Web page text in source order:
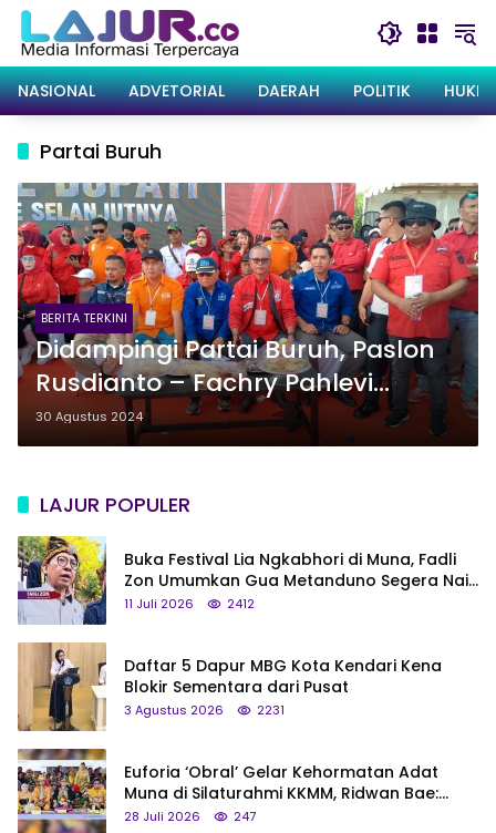
Langsung
konten
NASIONAL
ADVETORIAL DAERAH POLITIK
Partai Buruh
BERITA TERKINI
Didampingi Partai Buruh, Paslon
Rusdianto – Fachry Pahlevi
Konggoasa Resmi Daftar ke KPU
Konawe
30 Agustus 2024
LAJUR POPULER
Buka Festival Lia Ngkabhori di Muna, Fadli
Zon Umumkan Gua Metanduno Segera Naik
Status Jadi Cagar Budaya Nasional
11 Juli 2026 2412
Daftar 5 Dapur MBG Kota Kendari Kena
Blokir Sementara dari Pusat
3 Agustus 2026 2231
Euforia ‘Obral’ Gelar Kehormatan Adat
Muna di Silaturahmi KKMM, Ridwan Bae:
Saya Bukan Tipe Begitu, Belum Pantas!
28 Juli 2026 247